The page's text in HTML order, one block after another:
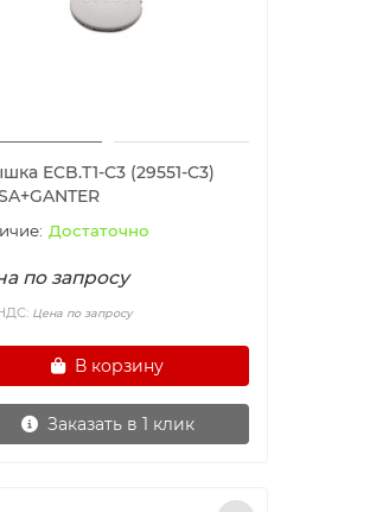
ECB.T1-C3 (29551-C3)
Достаточно
по запросу
Цена по запросу
В корзину
Заказать в 1 клик